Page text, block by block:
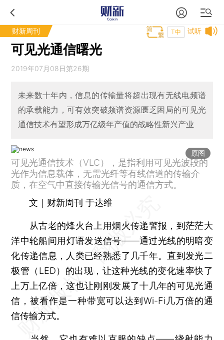
财新周刊 试听
T中
可见光通信曙光
2019年07月08日第26期
未来数十年内，信息的传输量将超出现有无线电频谱
的承载能力，可有效突破频谱资源匮乏困局的可见光
通信技术有望形成万亿级年产值的战略性新兴产业
原图
可见光通信技术（VLC），是指利用可见光波段的
光作为信息载体，无需光纤等有线信道的传输介
质，在空气中直接传输光信号的通信方式。
文｜财新周刊 于达维
从古老的烽火台上用烟火传递警报，到茫茫大
洋中轮船间用灯语发送信号——通过光线的明暗变
化传递信息，人类已经熟悉了几千年。直到发光二
极管（LED）的出现，让这种光线的变化速率快了
上万上亿倍，这也让刚刚发展了十几年的可见光通
信，被看作是一种带宽可以达到Wi-Fi几万倍的通
信传输方式。